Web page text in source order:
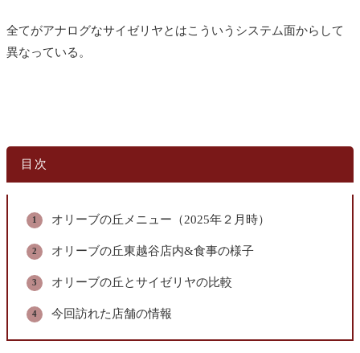
全てがアナログなサイゼリヤとはこういうシステム面からして
異なっている。
目次
オリーブの丘メニュー（2025年２月時）
オリーブの丘東越谷店内&食事の様子
オリーブの丘とサイゼリヤの比較
今回訪れた店舗の情報